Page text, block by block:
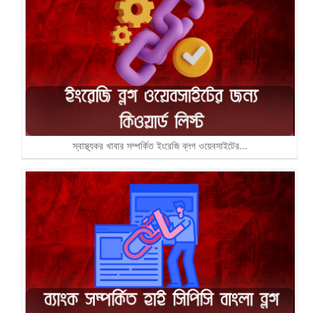
স্বাস্থ্যকর খাবার সম্পর্কিত ইংরেজি ব্লগ ওয়েবসাইটের…